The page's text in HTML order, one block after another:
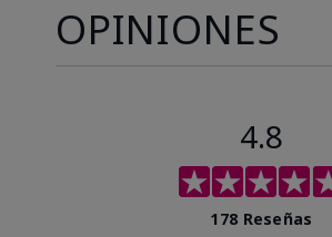
OPINIONES
4.8
178 Reseñas